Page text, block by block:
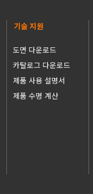
기술 지원
도면 다운로드
카탈로그 다운로드
제품 사용 설명서
제품 수명 계산